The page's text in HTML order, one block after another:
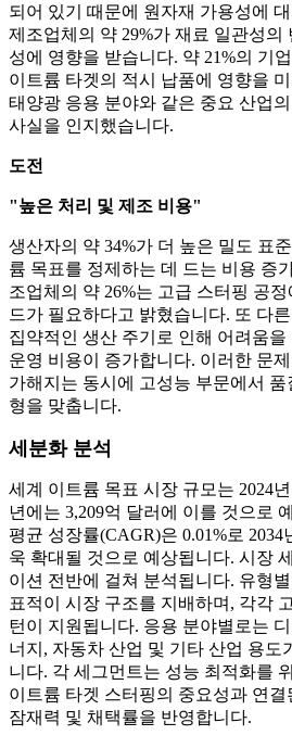
되어 있기 때문에 원자재 가용성에
제조업체의 약 29%가 재료 일관성의
성에 영향을 받습니다. 약 21%의 기
이트륨 타겟의 적시 납품에 영향을
태양광 응용 분야와 같은 중요 산업
사실을 인지했습니다.
도전
"높은 처리 및 제조 비용"
생산자의 약 34%가 더 높은 밀도 표
륨 목표를 정제하는 데 드는 비용 증
조업체의 약 26%는 고급 스터핑 공
드가 필요하다고 밝혔습니다. 또 다
집약적인 생산 주기로 인해 어려움을
운영 비용이 증가합니다. 이러한 문
가해지는 동시에 고성능 부문에서
형을 맞춥니다.
세분화 분석
세계 이트륨 목표 시장 규모는 2024
년에는 3,209억 달러에 이를 것으로
평균 성장률(CAGR)은 0.01%로 2034
욱 확대될 것으로 예상됩니다. 시장
이션 전반에 걸쳐 분석됩니다. 유형
표적이 시장 구조를 지배하며, 각각
턴이 지원됩니다. 응용 분야별로는
너지, 자동차 산업 및 기타 산업 용도
니다. 각 세그먼트는 성능 최적화를
이트륨 타겟 스터핑의 중요성과 연
잠재력 및 채택률을 반영합니다.